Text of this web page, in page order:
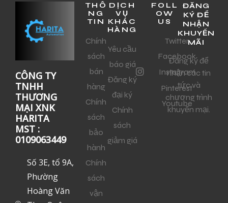
CÔNG TY
TNHH
THƯƠNG
MẠI XNK
HARITA
MST :
0109063449
Số 3E, tổ 9A,
Phường
Hoàng Văn
THÔ
NG
TIN
Chính
sách
bán
hàng
Chính
sách
bảo
hành
Chính
sách
vận
DỊCH
VỤ
KHÁC
HÀNG
Yêu cầu
báo giá
Đăng ký
đại ký
Chính
sách
giảm giá
FOLL
OW
US
Twitter
Facebook
Instagram
Pinterest
Youtube
ĐĂNG
KÝ ĐỂ
NHẬN
KHUYẾN
MÃI
Đăng ký để
nhận các tin
tức và
chương trình
khuyến mại.